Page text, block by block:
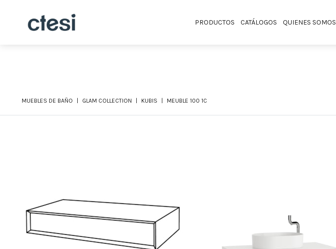
PRODUCTOS CATÁLOGOS QUIENES SOMOS
MUEBLES DE BAÑO GLAM COLLECTION KUBIS MEUBLE 100 1C